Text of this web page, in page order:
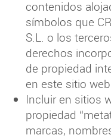
contenidos
símbolos que
S.L. o los
derechos
de propiedad
en este sitio
Incluir en sitios
propiedad
marcas,